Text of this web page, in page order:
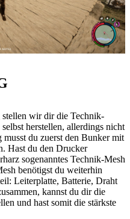
wir dir die Technik-
herstellen, allerdings nicht
du zuerst den Bunker mit
Hast du den Drucker
sogenanntes Technik-Mesh
benötigst du weiterhin
Leiterplatte, Batterie, Draht
kannst du dir die
und hast somit die stärkste